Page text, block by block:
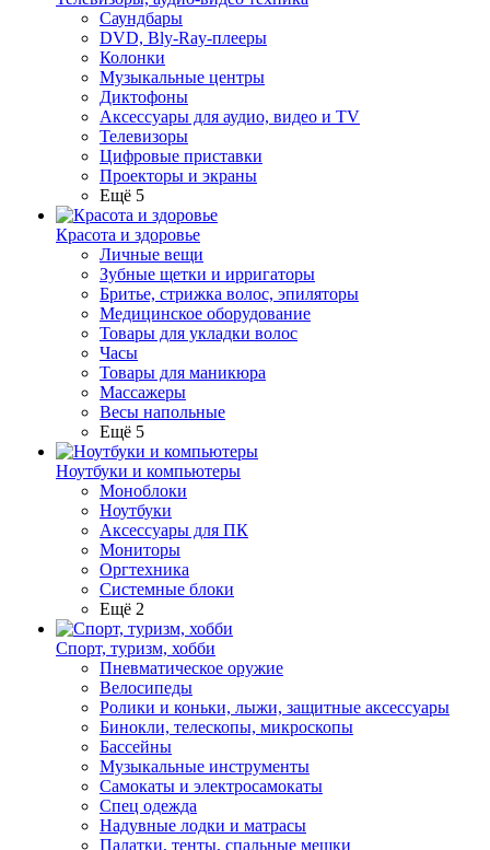
Саундбары
DVD, Bly-Ray-плееры
Колонки
Музыкальные центры
Диктофоны
Аксессуары для аудио, видео и TV
Телевизоры
Цифровые приставки
Проекторы и экраны
Ещё 5
Красота и здоровье
Личные вещи
Зубные щетки и ирригаторы
Бритье, стрижка волос, эпиляторы
Медицинское оборудование
Товары для укладки волос
Часы
Товары для маникюра
Массажеры
Весы напольные
Ещё 5
Ноутбуки и компьютеры
Моноблоки
Ноутбуки
Аксессуары для ПК
Мониторы
Оргтехника
Системные блоки
Ещё 2
Спорт, туризм, хобби
Пневматическое оружие
Велосипеды
Ролики и коньки, лыжи, защитные аксессуары
Бинокли, телескопы, микроскопы
Бассейны
Музыкальные инструменты
Самокаты и электросамокаты
Спец одежда
Надувные лодки и матрасы
Палатки, тенты, спальные мешки